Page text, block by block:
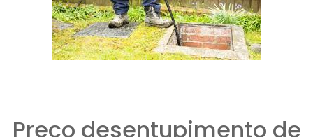
Preço desentupimento de